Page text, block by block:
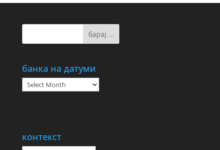
банка на датуми
банка
на
контекст